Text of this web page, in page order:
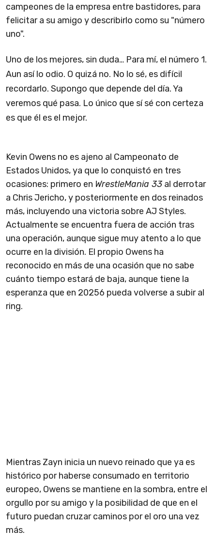
campeones de la empresa entre bastidores, para
felicitar a su amigo y describirlo como su "número
uno".
Uno de los mejores, sin duda… Para mí, el número 1.
Aun así lo odio. O quizá no. No lo sé, es difícil
recordarlo. Supongo que depende del día. Ya
veremos qué pasa. Lo único que sí sé con certeza
es que él es el mejor.
Kevin Owens no es ajeno al Campeonato de
Estados Unidos, ya que lo conquistó en tres
ocasiones: primero en WrestleMania 33 al derrotar
a Chris Jericho, y posteriormente en dos reinados
más, incluyendo una victoria sobre AJ Styles.
Actualmente se encuentra fuera de acción tras
una operación, aunque sigue muy atento a lo que
ocurre en la división. El propio Owens ha
reconocido en más de una ocasión que no sabe
cuánto tiempo estará de baja, aunque tiene la
esperanza que en 20256 pueda volverse a subir al
ring.
Mientras Zayn inicia un nuevo reinado que ya es
histórico por haberse consumado en territorio
europeo, Owens se mantiene en la sombra, entre el
orgullo por su amigo y la posibilidad de que en el
futuro puedan cruzar caminos por el oro una vez
más.